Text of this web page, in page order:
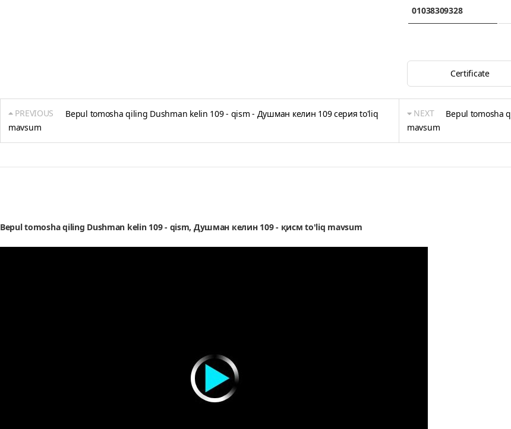
01038309328
Certificate
PREVIOUS
Bepul tomosha qiling Dushman kelin 109 - qism - Душман келин 109 серия to'liq
mavsum
NEXT
Bepul tomosha
mavsum
Bepul tomosha qiling Dushman kelin 109 - qism, Душман келин 109 - қисм to'liq mavsum